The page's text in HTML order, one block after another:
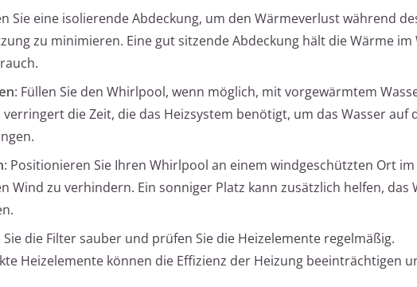
Sie eine isolierende Abdeckung, um den Wärmeverlust während
zu minimieren. Eine gut sitzende Abdeckung hält die Wärme im
: Füllen Sie den Whirlpool, wenn möglich, mit vorgewärmtem
die Zeit, die das Heizsystem benötigt, um das Wasser auf
: Positionieren Sie Ihren Whirlpool an einem windgeschützten Ort im
Wind zu verhindern. Ein sonniger Platz kann zusätzlich helfen, das
Sie die Filter sauber und prüfen Sie die Heizelemente regelmäßig.
Heizelemente können die Effizienz der Heizung beeinträchtigen